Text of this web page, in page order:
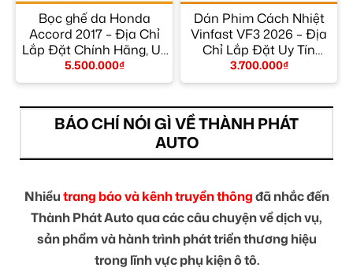
Bọc ghế da Honda
Accord 2017 – Địa Chỉ
Lắp Đặt Chính Hãng, Uy
Tín TPHCM
5.500.000₫
Dán Phim Cách Nhiệt
Vinfast VF3 2026 – Địa
Chỉ Lắp Đặt Uy Tín
TPHCM
3.700.000₫
BÁO CHÍ NÓI GÌ VỀ THÀNH PHÁT
AUTO
Nhiềutrang báo và kênh truyền thôngđã nhắc đến
Thành Phát Auto qua các câu chuyện về dịch vụ,
sản phẩm và hành trình phát triển thương hiệu
trong lĩnh vực phụ kiện ô tô.